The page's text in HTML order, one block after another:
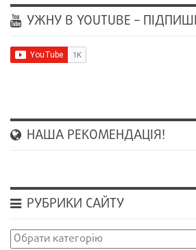
УЖНУ В YOUTUBE –
НАША РЕКОМЕНДАЦІЯ!
РУБРИКИ САЙТУ
Рубрики